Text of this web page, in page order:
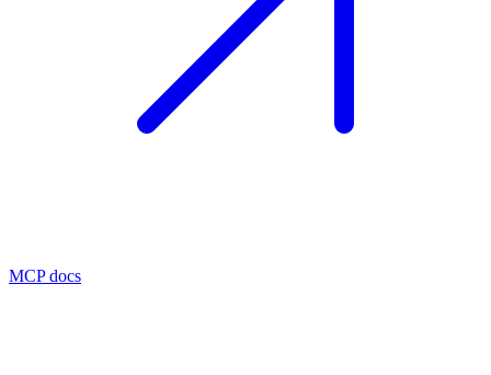
MCP docs